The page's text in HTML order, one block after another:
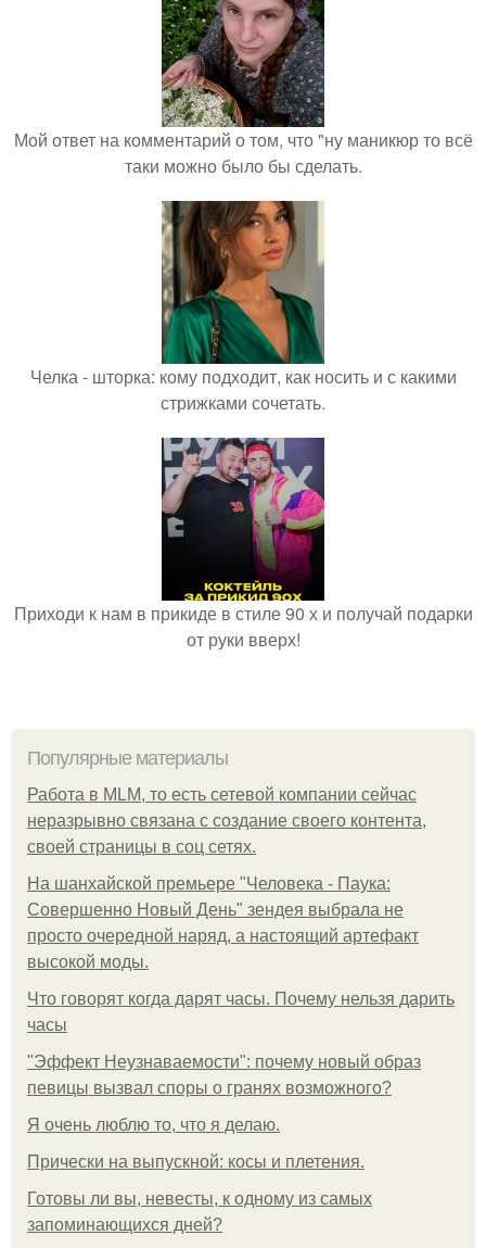
Мой ответ на комментарий о том, что "ну маникюр то всё
таки можно было бы сделать.
Челка - шторка: кому подходит, как носить и с какими
стрижками сочетать.
Приходи к нам в прикиде в стиле 90 х и получай подарки
от руки вверх!
Популярные материалы
Работа в MLM, то есть сетевой компании сейчас
неразрывно связана с создание своего контента,
своей страницы в соц сетях.
На шанхайской премьере "Человека - Паука:
Совершенно Новый День" зендея выбрала не
просто очередной наряд, а настоящий артефакт
высокой моды.
Что говорят когда дарят часы. Почему нельзя дарить
часы
"Эффект Неузнаваемости": почему новый образ
певицы вызвал споры о гранях возможного?
Я очень люблю то, что я делаю.
Прически на выпускной: косы и плетения.
Готовы ли вы, невесты, к одному из самых
запоминающихся дней?